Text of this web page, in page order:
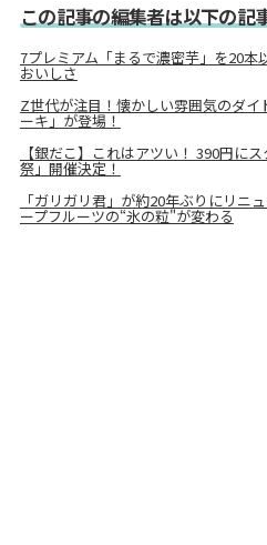
この記事の編集者は以下の記
7プレミアム「まるで濃密芋」を20本
おいしさ
Z世代が注目！懐かしい雰囲気のダ
ーキ」が登場！
【銀だこ】これはアツい！ 390円に
祭」開催決定！
「ガリガリ君」が約20年ぶりにリニ
ープフルーツの“氷の粒"が変わる